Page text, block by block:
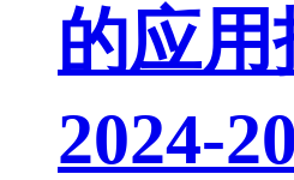
的应用
2024-